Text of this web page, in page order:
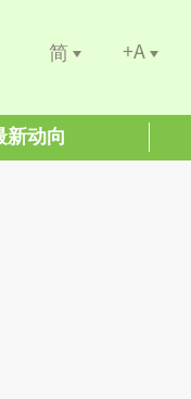
简 +A
新动向